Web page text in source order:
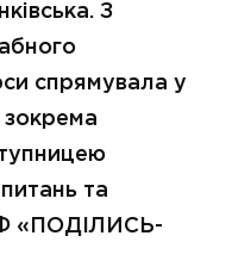
З
спрямувала у
зокрема
та
«ПОДІЛИСЬ-